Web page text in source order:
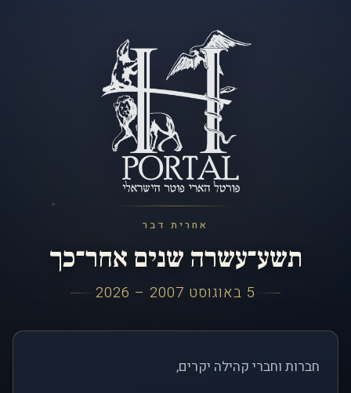
אחרית דבר
תשע־עשרה שנים אחר־כך
5 באוגוסט 2007 – 2026
חברות וחברי קהילה יקרים,